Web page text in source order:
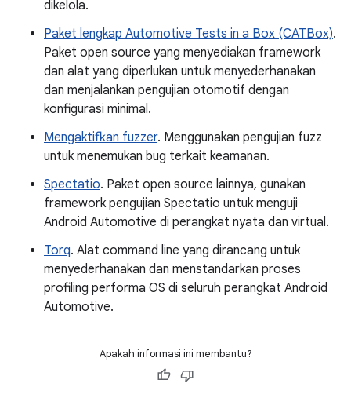
dikelola.
Paket lengkap Automotive Tests in a Box (CATBox).
Paket open source yang menyediakan framework
dan alat yang diperlukan untuk menyederhanakan
dan menjalankan pengujian otomotif dengan
konfigurasi minimal.
Mengaktifkan fuzzer. Menggunakan pengujian fuzz
untuk menemukan bug terkait keamanan.
Spectatio. Paket open source lainnya, gunakan
framework pengujian Spectatio untuk menguji
Android Automotive di perangkat nyata dan virtual.
Torq. Alat command line yang dirancang untuk
menyederhanakan dan menstandarkan proses
profiling performa OS di seluruh perangkat Android
Automotive.
Apakah informasi ini membantu?